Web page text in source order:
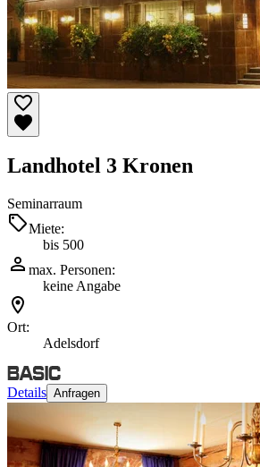
Landhotel 3 Kronen
Seminarraum
Miete:
bis 500
max. Personen:
keine Angabe
Ort:
Adelsdorf
Details Anfragen